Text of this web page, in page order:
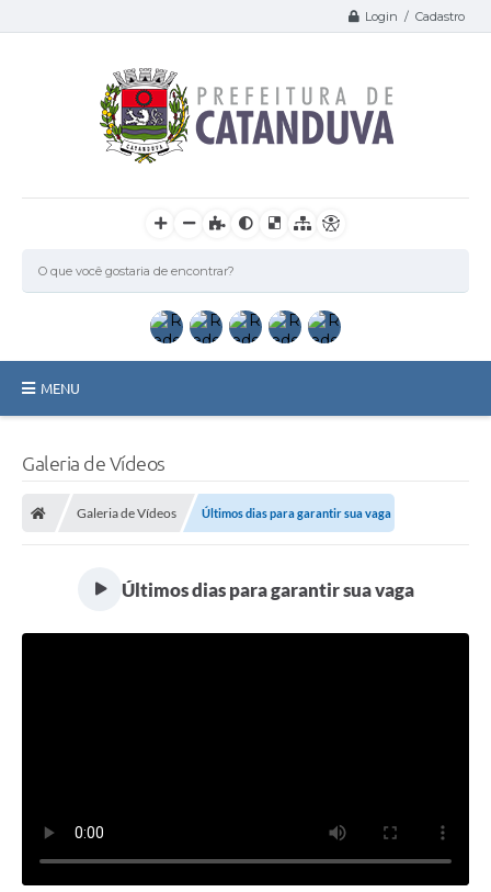
Login / Cadastro
MENU
Arquivos para Download
Galeria de Vídeos
Galeria de Vídeos Últimos dias para garantir sua vaga
Últimos dias para garantir sua vaga